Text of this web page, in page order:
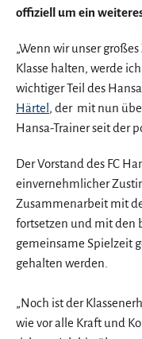
offiziell um ein
„Wenn wir unser
Klasse halten, werde
wichtiger Teil des
Härtel , der mit nun
Hansa-Trainer seit der
Der Vorstand des FC
einvernehmlicher
Zusammenarbeit mit
fortsetzen und mit den
gemeinsame Spielzeit
gehalten werden.
„Noch ist der
wie vor alle Kraft und